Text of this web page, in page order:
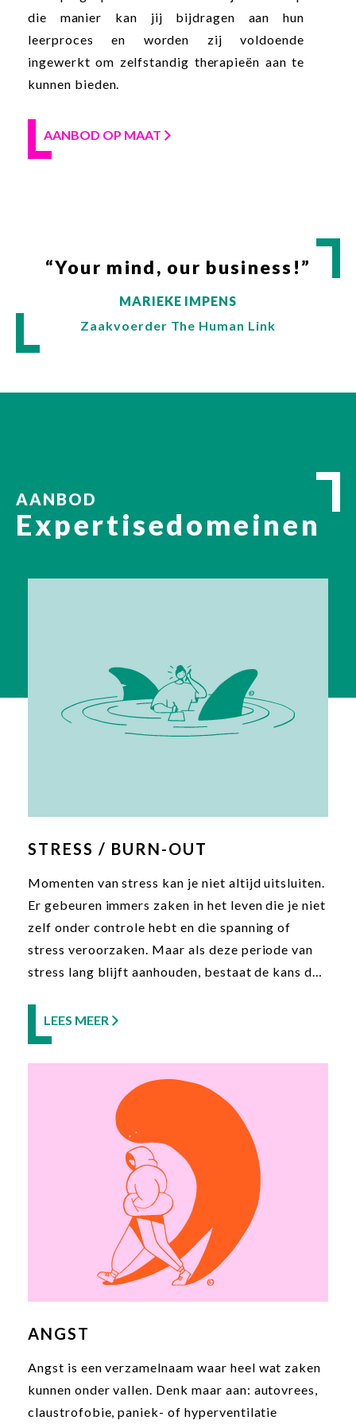
die manier kan jij bijdragen aan hun
leerproces en worden zij voldoende
ingewerkt om zelfstandig therapieën aan te
kunnen bieden.
AANBOD OP MAAT
“Your mind, our business!”
MARIEKE IMPENS
Zaakvoerder The Human Link
AANBOD
Expertisedomeinen
STRESS / BURN-OUT
Momenten van stress kan je niet altijd uitsluiten.
Er gebeuren immers zaken in het leven die je niet
zelf onder controle hebt en die spanning of
stress veroorzaken. Maar als deze periode van
stress lang blijft aanhouden, bestaat de kans dat
ontwikkelt. Deze klachten zullen jouw
(optimaal) functioneren in de weg staan. Om de
wanhoop die daardoor ontstaat om te buigen tot
inzicht en uitzicht is aangepaste ondersteuning
in dit proces is van onmiskenbaar belang.
LEES MEER
ANGST
Angst is een verzamelnaam waar heel wat zaken
kunnen onder vallen. Denk maar aan: autovrees,
claustrofobie, paniek- of hyperventilatie